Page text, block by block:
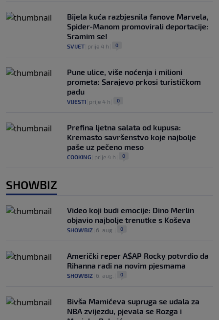
Bijela kuća razbjesnila fanove Marvela,
Spider-Manom promovirali deportacije:
Sramim se!
SVIJET prije 4 h 0
Pune ulice, više noćenja i milioni
prometa: Sarajevo prkosi turističkom
padu
VIJESTI prije 4 h 0
Prefina ljetna salata od kupusa:
Kremasto savršenstvo koje najbolje
paše uz pečeno meso
COOKING prije 4 h 0
SHOWBIZ
Video koji budi emocije: Dino Merlin
objavio najbolje trenutke s Koševa
SHOWBIZ 6. aug. 0
Američki reper A$AP Rocky potvrdio da
Rihanna radi na novim pjesmama
SHOWBIZ 6. aug. 0
Bivša Mamićeva supruga se udala za
NBA zvijezdu, pjevala se Rozga i